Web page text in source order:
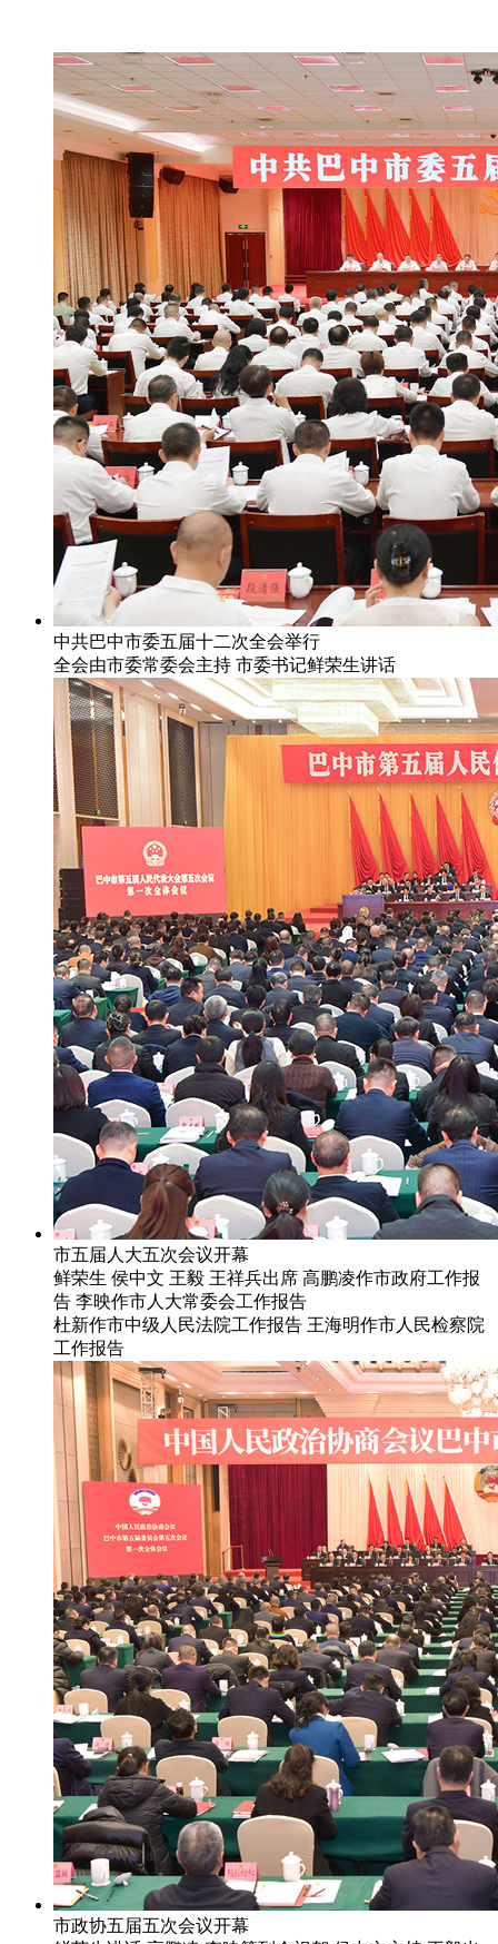
中共巴中市委五届十二次全会举行
全会由市委常委会主持 市委书记鲜荣生讲话
市五届人大五次会议开幕
鲜荣生 侯中文 王毅 王祥兵出席 高鹏凌作市政府工作报
告 李映作市人大常委会工作报告
杜新作市中级人民法院工作报告 王海明作市人民检察院
工作报告
市政协五届五次会议开幕